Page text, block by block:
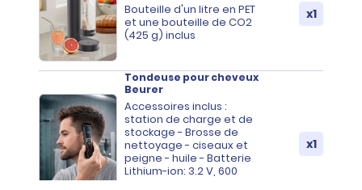
Bouteille d'un litre en PET
et une bouteille de CO2
(425 g) inclus
x1
Tondeuse pour cheveux
Beurer
Accessoires inclus :
station de charge et de
stockage - Brosse de
nettoyage - ciseaux et
peigne - huile - Batterie
Lithium-ion: 3.2 V, 600
x1